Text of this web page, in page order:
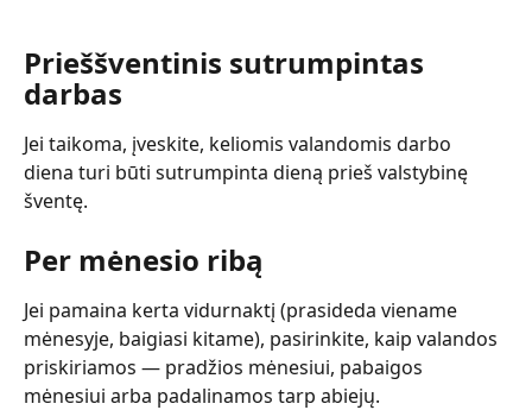
Prieššventinis sutrumpintas
darbas
Jei taikoma, įveskite, keliomis valandomis darbo
diena turi būti sutrumpinta dieną prieš valstybinę
šventę.
Per mėnesio ribą
Jei pamaina kerta vidurnaktį (prasideda viename
mėnesyje, baigiasi kitame), pasirinkite, kaip valandos
priskiriamos — pradžios mėnesiui, pabaigos
mėnesiui arba padalinamos tarp abiejų.